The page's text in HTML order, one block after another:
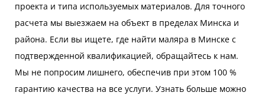
проекта и типа используемых материалов. Для точного
расчета мы выезжаем на объект в пределах Минска и
района. Если вы ищете, где найти маляра в Минске с
подтвержденной квалификацией, обращайтесь к нам.
Мы не попросим лишнего, обеспечив при этом 100 %
гарантию качества на все услуги. Узнать больше можно